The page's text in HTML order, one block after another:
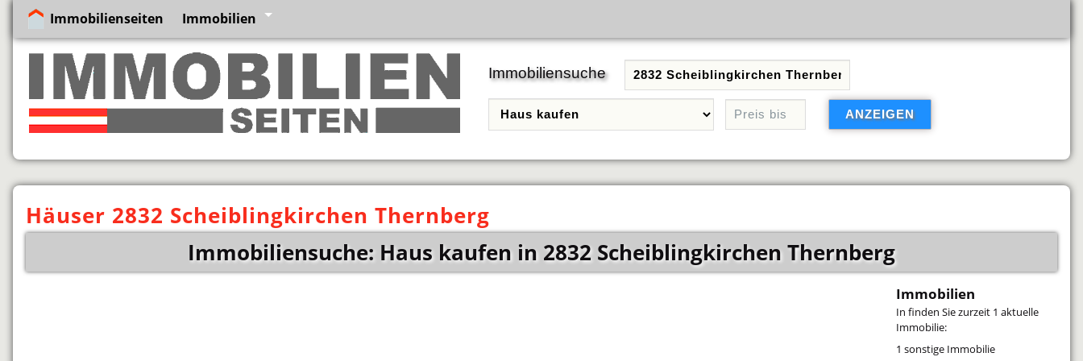
Immobilienseiten Immobilien
Immobiliensuche
Häuser 2832 Scheiblingkirchen Thernberg
Immobiliensuche: Haus kaufen in 2832 Scheiblingkirchen Thernberg
Immobilien
In finden Sie zurzeit 1 aktuelle
Immobilie:
1 sonstige Immobilie